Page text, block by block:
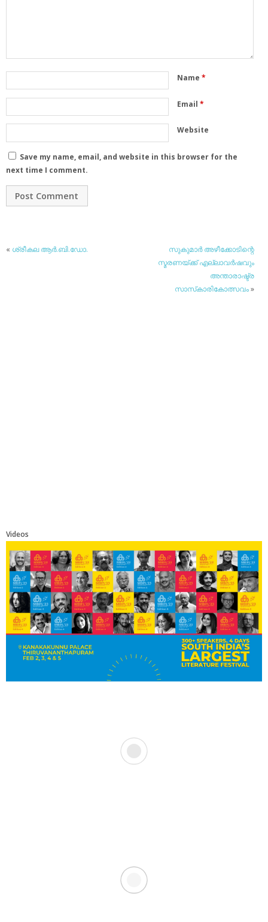
Name *
Email *
Website
Save my name, email, and website in this browser for the
next time I comment.
« ശ്രീകല ആര്‍.ബി.ഡോ.
സുകുമാര്‍ അഴീക്കോടിന്റെ
സ്മരണയ്ക്ക് എല്ലാവര്‍ഷവും
അന്താരാഷ്ട്ര
സാസ്‌കാരികോത്സവം»
Videos